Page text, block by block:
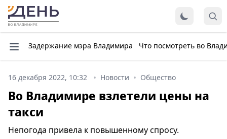
Задержание мэра Владимира Что посмотреть во
16 декабря 2022, 10:32 Новости Общество
Во Владимире взлетели цены на
такси
Непогода привела к повышенному спросу.